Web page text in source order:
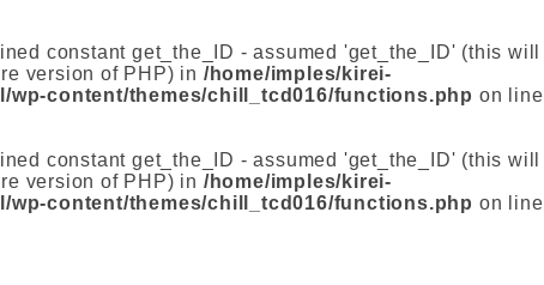
constant get_the_ID - assumed 'get_the_ID' (this will
version of PHP) in /home/imples/kirei-
wp-content/themes/chill_tcd016/functions.php on line
constant get_the_ID - assumed 'get_the_ID' (this will
version of PHP) in /home/imples/kirei-
wp-content/themes/chill_tcd016/functions.php on line